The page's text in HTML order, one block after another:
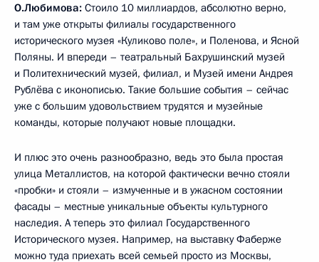
О.Любимова: Стоило 10 миллиардов, абсолютно верно,
и там уже открыты филиалы государственного
исторического музея «Куликово поле», и Поленова, и Ясной
Поляны. И впереди – театральный Бахрушинский музей
и Политехнический музей, филиал, и Музей имени Андрея
Рублёва с иконописью. Такие большие события – сейчас
уже с большим удовольствием трудятся и музейные
команды, которые получают новые площадки.
И плюс это очень разнообразно, ведь это была простая
улица Металлистов, на которой фактически вечно стояли
«пробки» и стояли – измученные и в ужасном состоянии
фасады – местные уникальные объекты культурного
наследия. А теперь это филиал Государственного
Исторического музея. Например, на выставку Фаберже
можно туда приехать всей семьей просто из Москвы,